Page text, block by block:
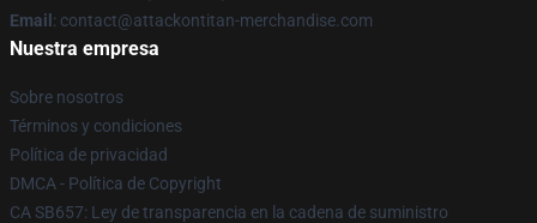
Email : contact@attackontitan-merchandise.com
Nuestra empresa
Sobre nosotros
Términos y condiciones
Política de privacidad
DMCA - Política de Copyright
CA SB657: Ley de transparencia en la cadena de suministro